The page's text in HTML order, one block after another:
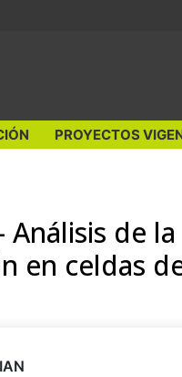
PROYECTOS
- Análisis
en celdas